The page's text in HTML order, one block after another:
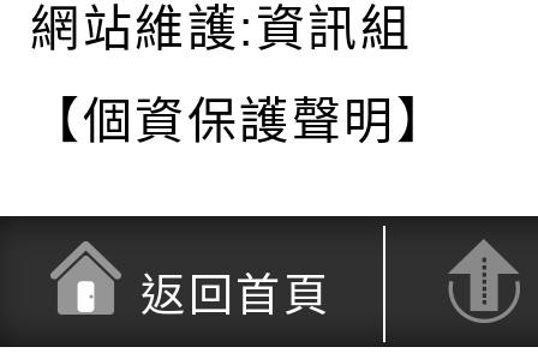
網站維護:資訊組
【個資保護聲明】
返回首頁